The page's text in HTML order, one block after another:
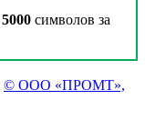
5000 символов за
© ООО «ПРОМТ»,